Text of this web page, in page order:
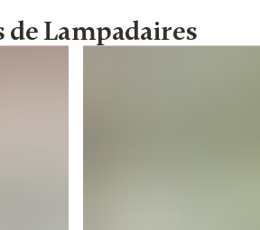
Lampadaires